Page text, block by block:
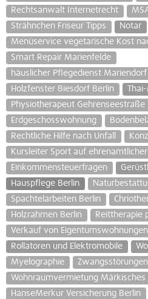
Rechtsanwalt Internetrecht
Strähnchen Friseur Tipps
Notar
Menüservice vegetarische Kost
Smart Repair Marienfelde
häuslicher Pflegedienst Mariendorf
Holzfenster Biesdorf Berlin
Physiotherapeut Gehrenseestraße
Erdgeschosswohnung
Rechtliche Hilfe nach Unfall
Kursleiter Sport auf ehrenamtlicher
Einkommensteuerfragen
Hauspflege Berlin
Spachtelarbeiten Berlin
Holzrahmen Berlin
Reittherapie
Verkauf von Eigentumswohnungen
Rollatoren und Elektromobile
Myelographie
Zwangsstörungen
Wohnraumvermietung Märkisches
HanseMerkur Versicherung Berlin